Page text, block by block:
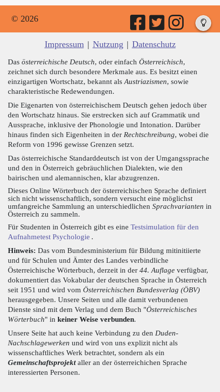
© 2026
Impressum | Nutzung | Datenschutz
Das österreichische Deutsch, oder einfach Österreichisch,
zeichnet sich durch besondere Merkmale aus. Es besitzt einen
einzigartigen Wortschatz, bekannt als Austriazismen, sowie
charakteristische Redewendungen.
Die Eigenarten von österreichischem Deutsch gehen jedoch über
den Wortschatz hinaus. Sie erstrecken sich auf Grammatik und
Aussprache, inklusive der Phonologie und Intonation. Darüber
hinaus finden sich Eigenheiten in der Rechtschreibung, wobei die
Reform von 1996 gewisse Grenzen setzt.
Das österreichische Standarddeutsch ist von der Umgangssprache
und den in Österreich gebräuchlichen Dialekten, wie den
bairischen und alemannischen, klar abzugrenzen.
Dieses Online Wörterbuch der österreichischen Sprache definiert
sich nicht wissenschaftlich, sondern versucht eine möglichst
umfangreiche Sammlung an unterschiedlichen Sprachvarianten in
Österreich zu sammeln.
Für Studenten in Österreich gibt es eine Testsimulation für den
Aufnahmetest Psychologie .
Hinweis: Das vom Bundesministerium für Bildung mitinitiierte
und für Schulen und Ämter des Landes verbindliche
Österreichische Wörterbuch, derzeit in der 44. Auflage verfügbar,
dokumentiert das Vokabular der deutschen Sprache in Österreich
seit 1951 und wird vom Österreichischen Bundesverlag (ÖBV)
herausgegeben. Unsere Seiten und alle damit verbundenen
Dienste sind mit dem Verlag und dem Buch "Österreichisches
Wörterbuch" in keiner Weise verbunden.
Unsere Seite hat auch keine Verbindung zu den Duden-
Nachschlagewerken und wird von uns explizit nicht als
wissenschaftliches Werk betrachtet, sondern als ein
Gemeinschaftsprojektaller an der österreichichen Sprache
interessierten Personen.